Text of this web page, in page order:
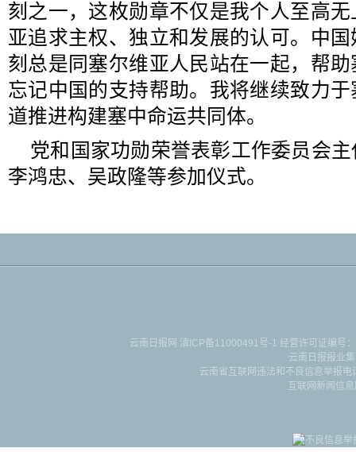
刻之一，这枚勋章不仅是我个人至高
亚追求主权、独立和发展的认可。中
刻总是同塞尔维亚人民站在一起，帮
忘记中国的支持帮助。我将继续致力
道推进构建塞中命运共同体。
党和国家功勋荣誉表彰工作委员会
李鸿忠、吴政隆等参加仪式。
云南日报网 滇ICP备11000491号-1 经营许可证编号
云南日报报业
云南省互联网违法和不良信息举报
互联网新闻信